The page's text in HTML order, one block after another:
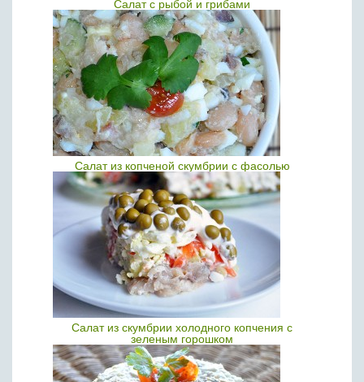
Салат с рыбой и грибами
Салат из копченой скумбрии с фасолью
Салат из скумбрии холодного копчения с
зеленым горошком